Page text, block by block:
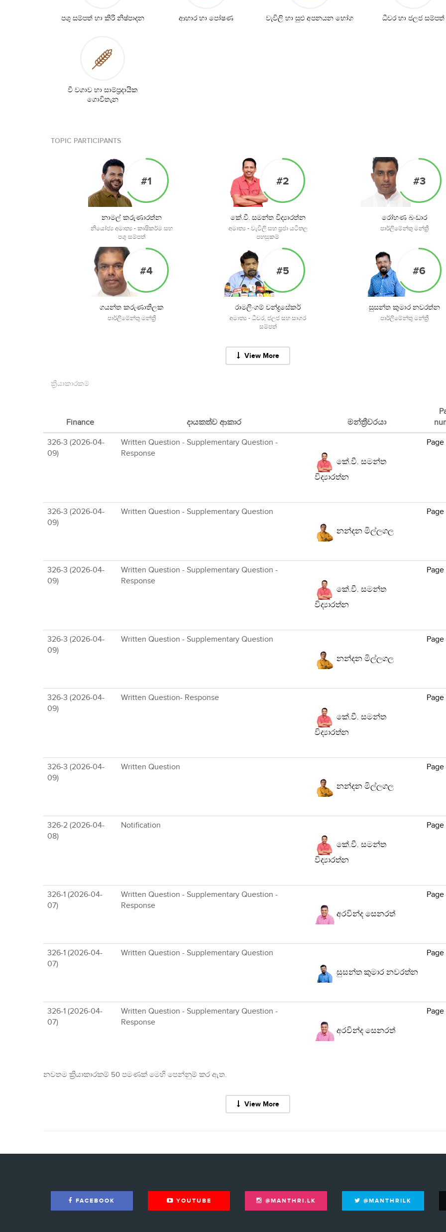
පශු සම්පත් හා කිරි නිෂ්පාදන ආහාර හා පෝෂණ වැවිලි හා සුළු අපනයන භෝග ධීවර හා ජලජ සම්පත්
වී වගාව හා සාම්ප්‍ර‍දායික
ගොවිතැන
TOPIC PARTICIPANTS
#1
නාමල් කරුණාරත්න
නියෝජ්‍ය අමාත්‍ය - කෘෂිකර්ම සහ
පශු සම්පත්
#2
කේ.වී. සමන්ත විද්‍යාරත්න
අමාත්‍ය - වැවිලි සහ ප්‍රජා යටිතල
පහසුකම්
#3
රෝහණ බංඩාර
පාර්ලිමේන්තු මන්ත්‍රී
#4
ගයන්ත කරුණාතිලක
පාර්ලිමේන්තු මන්ත්‍රී
#5
රාමලිංගම් චන්ද්‍රසේකර්
අමාත්‍ය - ධීවර, ජලජ සහ සාගර
සම්පත්
#6
සුසන්ත කුමාර නවරත්න
පාර්ලිමේන්තු මන්ත්‍රී
View More
ක්‍රියාකාරකම්
Finance දායකත්ව ආකාර මන්ත්‍රීවරයා
326-3 (2026-04-
09)
Written Question - Supplementary Question -
Response
කේ.වී. සමන්ත
විද්‍යාරත්න
Page
326-3 (2026-04-
09)
Written Question - Supplementary Question
නන්දන මිල්ලගල
Page
326-3 (2026-04-
09)
Written Question - Supplementary Question -
Response
කේ.වී. සමන්ත
විද්‍යාරත්න
Page
326-3 (2026-04-
09)
Written Question - Supplementary Question
නන්දන මිල්ලගල
Page
326-3 (2026-04-
09)
Written Question- Response
කේ.වී. සමන්ත
විද්‍යාරත්න
Page
326-3 (2026-04-
09)
Written Question
නන්දන මිල්ලගල
Page
326-2 (2026-04-
08)
Notification
කේ.වී. සමන්ත
විද්‍යාරත්න
Page
326-1 (2026-04-
07)
Written Question - Supplementary Question -
Response
අරවින්ද සෙනරත්
326-1 (2026-04-
07)
Written Question - Supplementary Question
සුසන්ත කුමාර නවරත්න
326-1 (2026-04-
07)
Written Question - Supplementary Question -
Response
අරවින්ද සෙනරත්
නවතම ක්‍රියාකාරකම් 50 පමණක් මෙහි පෙන්නුම් කර ඇත.
View More
FACEBOOK YOUTUBE @MANTHRI.LK @MANTHRILK